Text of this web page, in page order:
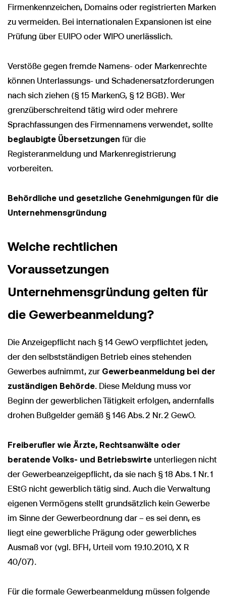
Firmenkennzeichen, Domains oder registrierten Marken
zu vermeiden. Bei internationalen Expansionen ist eine
Prüfung über EUIPO oder WIPO unerlässlich.
Verstöße gegen fremde Namens- oder Markenrechte
können Unterlassungs- und Schadenersatzforderungen
nach sich ziehen (§ 15 MarkenG, § 12 BGB). Wer
grenzüberschreitend tätig wird oder mehrere
Sprachfassungen des Firmennamens verwendet, sollte
beglaubigte Übersetzungen für die
Registeranmeldung und Markenregistrierung
vorbereiten.
Behördliche und gesetzliche Genehmigungen für die
Unternehmensgründung
Welche rechtlichen
Voraussetzungen
Unternehmensgründung gelten für
die Gewerbeanmeldung?
Die Anzeigepflicht nach § 14 GewO verpflichtet jeden,
der den selbstständigen Betrieb eines stehenden
Gewerbes aufnimmt, zur Gewerbeanmeldung bei der
zuständigen Behörde. Diese Meldung muss vor
Beginn der gewerblichen Tätigkeit erfolgen, andernfalls
drohen Bußgelder gemäß § 146 Abs. 2 Nr. 2 GewO.
Freiberufler wie Ärzte, Rechtsanwälte oder
beratende Volks- und Betriebswirte unterliegen nicht
der Gewerbeanzeigepflicht, da sie nach § 18 Abs. 1 Nr. 1
EStG nicht gewerblich tätig sind. Auch die Verwaltung
eigenen Vermögens stellt grundsätzlich kein Gewerbe
im Sinne der Gewerbeordnung dar – es sei denn, es
liegt eine gewerbliche Prägung oder gewerbliches
Ausmaß vor (vgl. BFH, Urteil vom 19.10.2010, X R
40/07).
Für die formale Gewerbeanmeldung müssen folgende